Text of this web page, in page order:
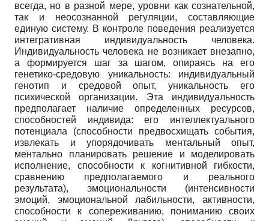
всегда, но в разной мере, уровни как сознательной,
так и неосознанной регуляции, составляющие
единую систему. В контроле поведения реализуется
интегративная индивидуальность человека.
Индивидуальность человека не возникает внезапно,
а формируется шаг за шагом, опираясь на его
генетико-средовую уникальность: индивидуальный
генотип и средовой опыт, уникальность его
психической организации. Эта индивидуальность
предполагает наличие определенных ресурсов,
способностей индивида: его интеллектуального
потенциала (способности предвосхищать события,
извлекать и упорядочивать ментальный опыт,
ментально планировать решение и моделировать
исполнение, способности к когнитивной гибкости,
сравнению предполагаемого и реального
результата), эмоциональности (интенсивности
эмоций, эмоциональной лабильности, активности,
способности к сопереживанию, пониманию своих